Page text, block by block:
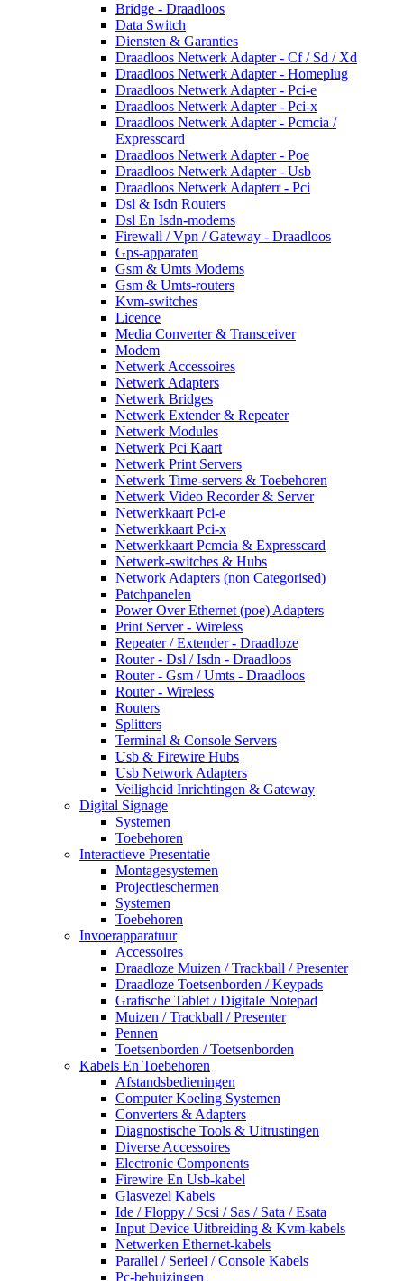
Bridge - Draadloos
Data Switch
Diensten & Garanties
Draadloos Netwerk Adapter - Cf / Sd / Xd
Draadloos Netwerk Adapter - Homeplug
Draadloos Netwerk Adapter - Pci-e
Draadloos Netwerk Adapter - Pci-x
Draadloos Netwerk Adapter - Pcmcia /
Expresscard
Draadloos Netwerk Adapter - Poe
Draadloos Netwerk Adapter - Usb
Draadloos Netwerk Adapterr - Pci
Dsl & Isdn Routers
Dsl En Isdn-modems
Firewall / Vpn / Gateway - Draadloos
Gps-apparaten
Gsm & Umts Modems
Gsm & Umts-routers
Kvm-switches
Licence
Media Converter & Transceiver
Modem
Netwerk Accessoires
Netwerk Adapters
Netwerk Bridges
Netwerk Extender & Repeater
Netwerk Modules
Netwerk Pci Kaart
Netwerk Print Servers
Netwerk Time-servers & Toebehoren
Netwerk Video Recorder & Server
Netwerkkaart Pci-e
Netwerkkaart Pci-x
Netwerkkaart Pcmcia & Expresscard
Netwerk-switches & Hubs
Network Adapters (non Categorised)
Patchpanelen
Power Over Ethernet (poe) Adapters
Print Server - Wireless
Repeater / Extender - Draadloze
Router - Dsl / Isdn - Draadloos
Router - Gsm / Umts - Draadloos
Router - Wireless
Routers
Splitters
Terminal & Console Servers
Usb & Firewire Hubs
Usb Network Adapters
Veiligheid Inrichtingen & Gateway
Digital Signage
Systemen
Toebehoren
Interactieve Presentatie
Montagesystemen
Projectieschermen
Systemen
Toebehoren
Invoerapparatuur
Accessoires
Draadloze Muizen / Trackball / Presenter
Draadloze Toetsenborden / Keypads
Grafische Tablet / Digitale Notepad
Muizen / Trackball / Presenter
Pennen
Toetsenborden / Toetsenborden
Kabels En Toebehoren
Afstandsbedieningen
Computer Koeling Systemen
Converters & Adapters
Diagnostische Tools & Uitrustingen
Diverse Accessoires
Electronic Components
Firewire En Usb-kabel
Glasvezel Kabels
Ide / Floppy / Scsi / Sas / Sata / Esata
Input Device Uitbreiding & Kvm-kabels
Netwerken Ethernet-kabels
Parallel / Serieel / Console Kabels
Pc-behuizingen